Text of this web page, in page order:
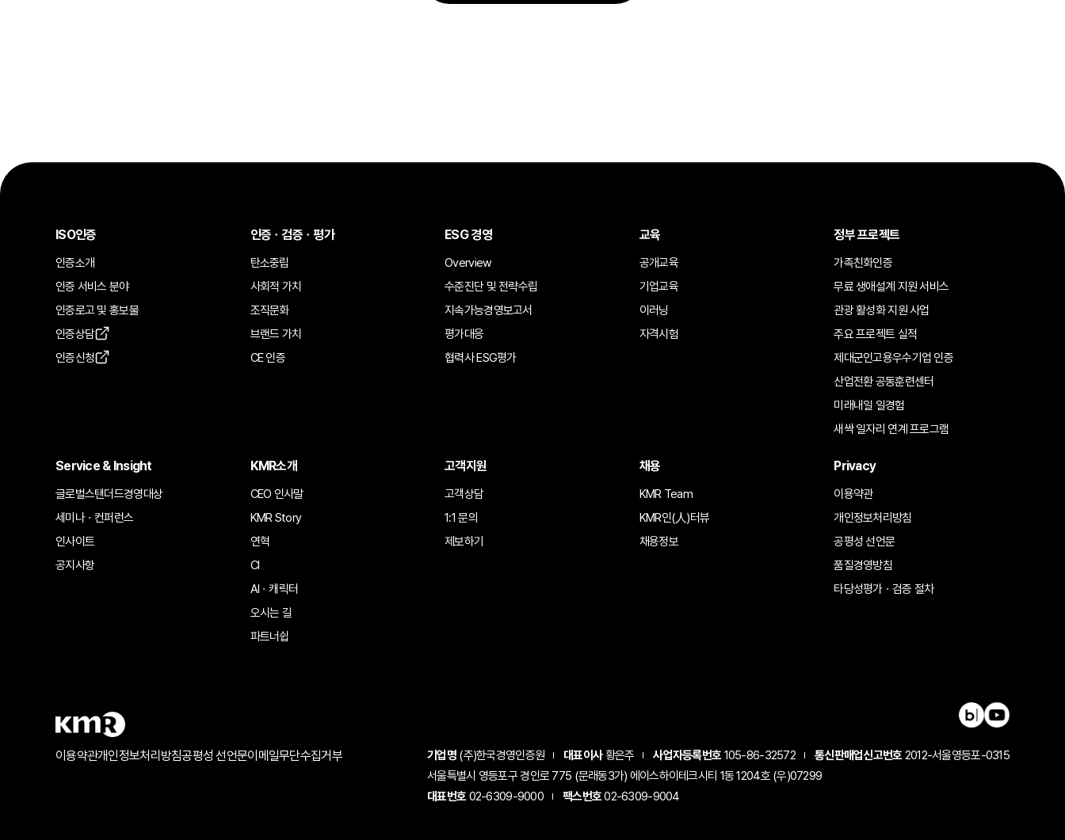
ISO인증
인증소개
인증 서비스 분야
인증로고 및 홍보물
인증상담
인증신청
인증ㆍ검증ㆍ평가
탄소중립
사회적 가치
조직문화
브랜드 가치
CE 인증
ESG 경영
Overview
수준진단 및 전략수립
지속가능경영보고서
평가대응
협력사 ESG평가
교육
공개교육
기업교육
이러닝
자격시험
정부 프로젝트
가족친화인증
무료 생애설계 지원 서비스
관광 활성화 지원 사업
주요 프로젝트 실적
제대군인고용우수기업 인증
산업전환 공동훈련센터
미래내일 일경험
새싹 일자리 연계 프로그램
Service & Insight
글로벌스탠더드경영대상
세미나ㆍ컨퍼런스
인사이트
공지사항
KMR소개
CEO 인사말
KMR Story
연혁
CI
AIㆍ캐릭터
오시는 길
파트너쉽
고객지원
고객상담
1:1 문의
제보하기
채용
KMR Team
KMR인(人)터뷰
채용정보
Privacy
이용약관
개인정보처리방침
공평성 선언문
품질경영방침
타당성평가ㆍ검증 절차
이용약관개인정보처리방침공평성 선언문이메일무단수집거부 기업명 (주)한국경영인증원 대표이사황은주 사업자등록번호105-86-32572 통신판매업신고번호2012-서울영등포-0315
서울특별시 영등포구 경인로 775 (문래동3가) 에이스하이테크시티 1동 1204호 (우)07299
대표번호02-6309-9000 팩스번호02-6309-9004